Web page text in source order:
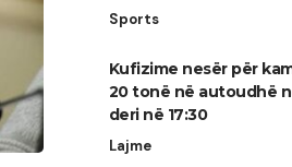
Sports
Kufizime nesër për
20 tonë në autoudhë
deri në 17:30
Lajme